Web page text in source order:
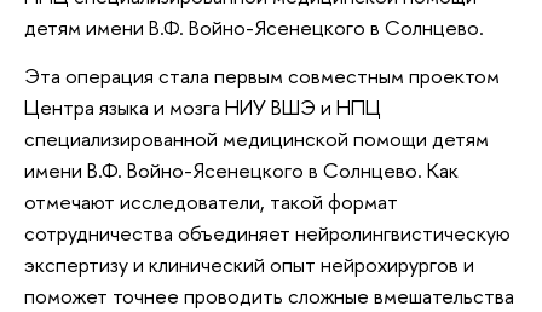
детям имени В.Ф. Войно-Ясенецкого в Солнцево.
Эта операция стала первым совместным проектом
Центра языка и мозга НИУ ВШЭ и НПЦ
специализированной медицинской помощи детям
имени В.Ф. Войно-Ясенецкого в Солнцево. Как
отмечают исследователи, такой формат
сотрудничества объединяет нейролингвистическую
экспертизу и клинический опыт нейрохирургов и
поможет точнее проводить сложные вмешательства